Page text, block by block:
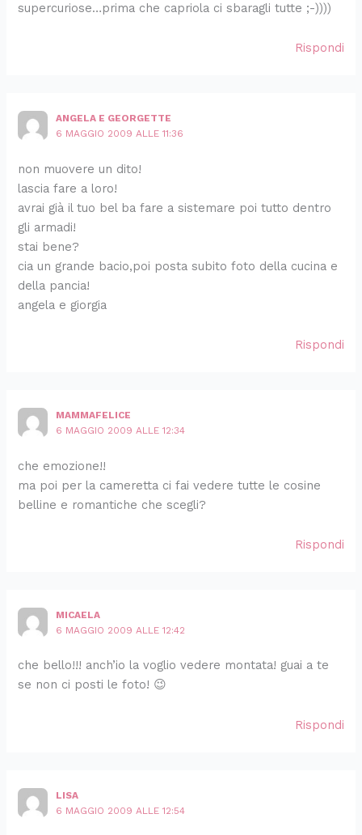
supercuriose…prima che capriola ci sbaragli tutte ;-))))
Rispondi
ANGELA E GEORGETTE
6 MAGGIO 2009 ALLE 11:36
non muovere un dito!
lascia fare a loro!
avrai già il tuo bel ba fare a sistemare poi tutto dentro
gli armadi!
stai bene?
cia un grande bacio,poi posta subito foto della cucina e
della pancia!
angela e giorgia
Rispondi
MAMMAFELICE
6 MAGGIO 2009 ALLE 12:34
che emozione!!
ma poi per la cameretta ci fai vedere tutte le cosine
belline e romantiche che scegli?
Rispondi
MICAELA
6 MAGGIO 2009 ALLE 12:42
che bello!!! anch’io la voglio vedere montata! guai a te
se non ci posti le foto! 😉
Rispondi
LISA
6 MAGGIO 2009 ALLE 12:54